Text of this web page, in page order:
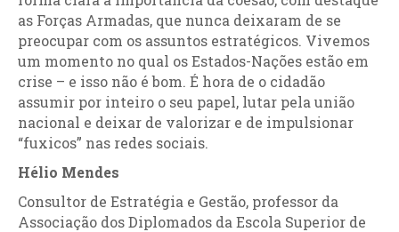
as Forças Armadas, que nunca deixaram de se
preocupar com os assuntos estratégicos. Vivemos
um momento no qual os Estados-Nações estão em
crise – e isso não é bom. É hora de o cidadão
assumir por inteiro o seu papel, lutar pela união
nacional e deixar de valorizar e de impulsionar
“fuxicos” nas redes sociais.
Hélio Mendes
Consultor de Estratégia e Gestão, professor da
Associação dos Diplomados da Escola Superior de